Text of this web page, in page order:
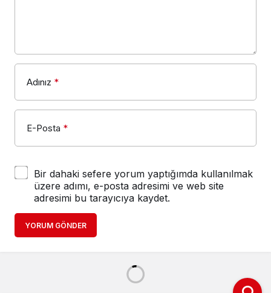
Adınız *
E-Posta *
Bir dahaki sefere yorum yaptığımda kullanılmak
üzere adımı, e-posta adresimi ve web site
adresimi bu tarayıcıya kaydet.
YORUM GÖNDER